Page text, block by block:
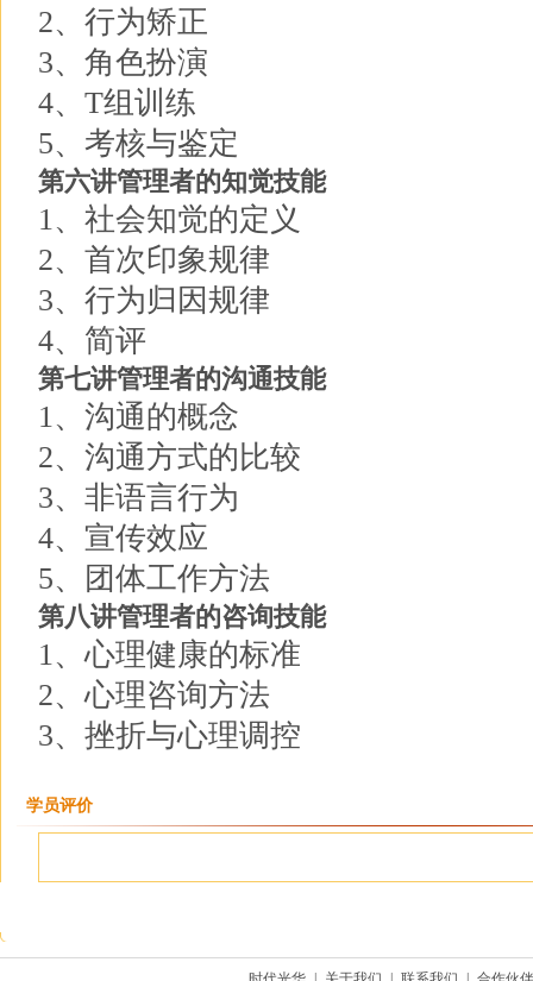
2、行为矫正
3、角色扮演
4、T组训练
5、考核与鉴定
第六讲管理者的知觉技能
1、社会知觉的定义
2、首次印象规律
3、行为归因规律
4、简评
第七讲管理者的沟通技能
1、沟通的概念
2、沟通方式的比较
3、非语言行为
4、宣传效应
5、团体工作方法
第八讲管理者的咨询技能
1、心理健康的标准
2、心理咨询方法
3、挫折与心理调控
学员评价